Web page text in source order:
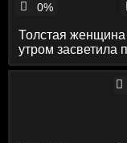
0%
Толстая женщина
утром засветила
скрытой камерой
натуральные